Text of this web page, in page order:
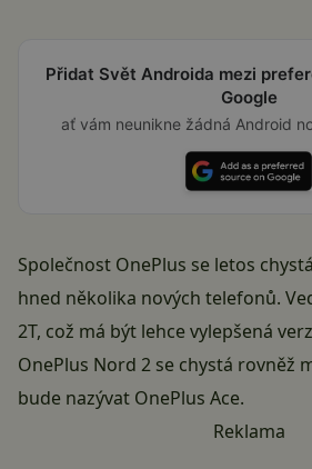
Přidat Svět Androida mezi
Google
ať vám neunikne žádná Android
Společnost OnePlus se letos
hned několika nových telefonů.
2T, což má být lehce vylepšená
OnePlus Nord 2 se chystá rovněž
bude nazývat OnePlus Ace.
Reklama